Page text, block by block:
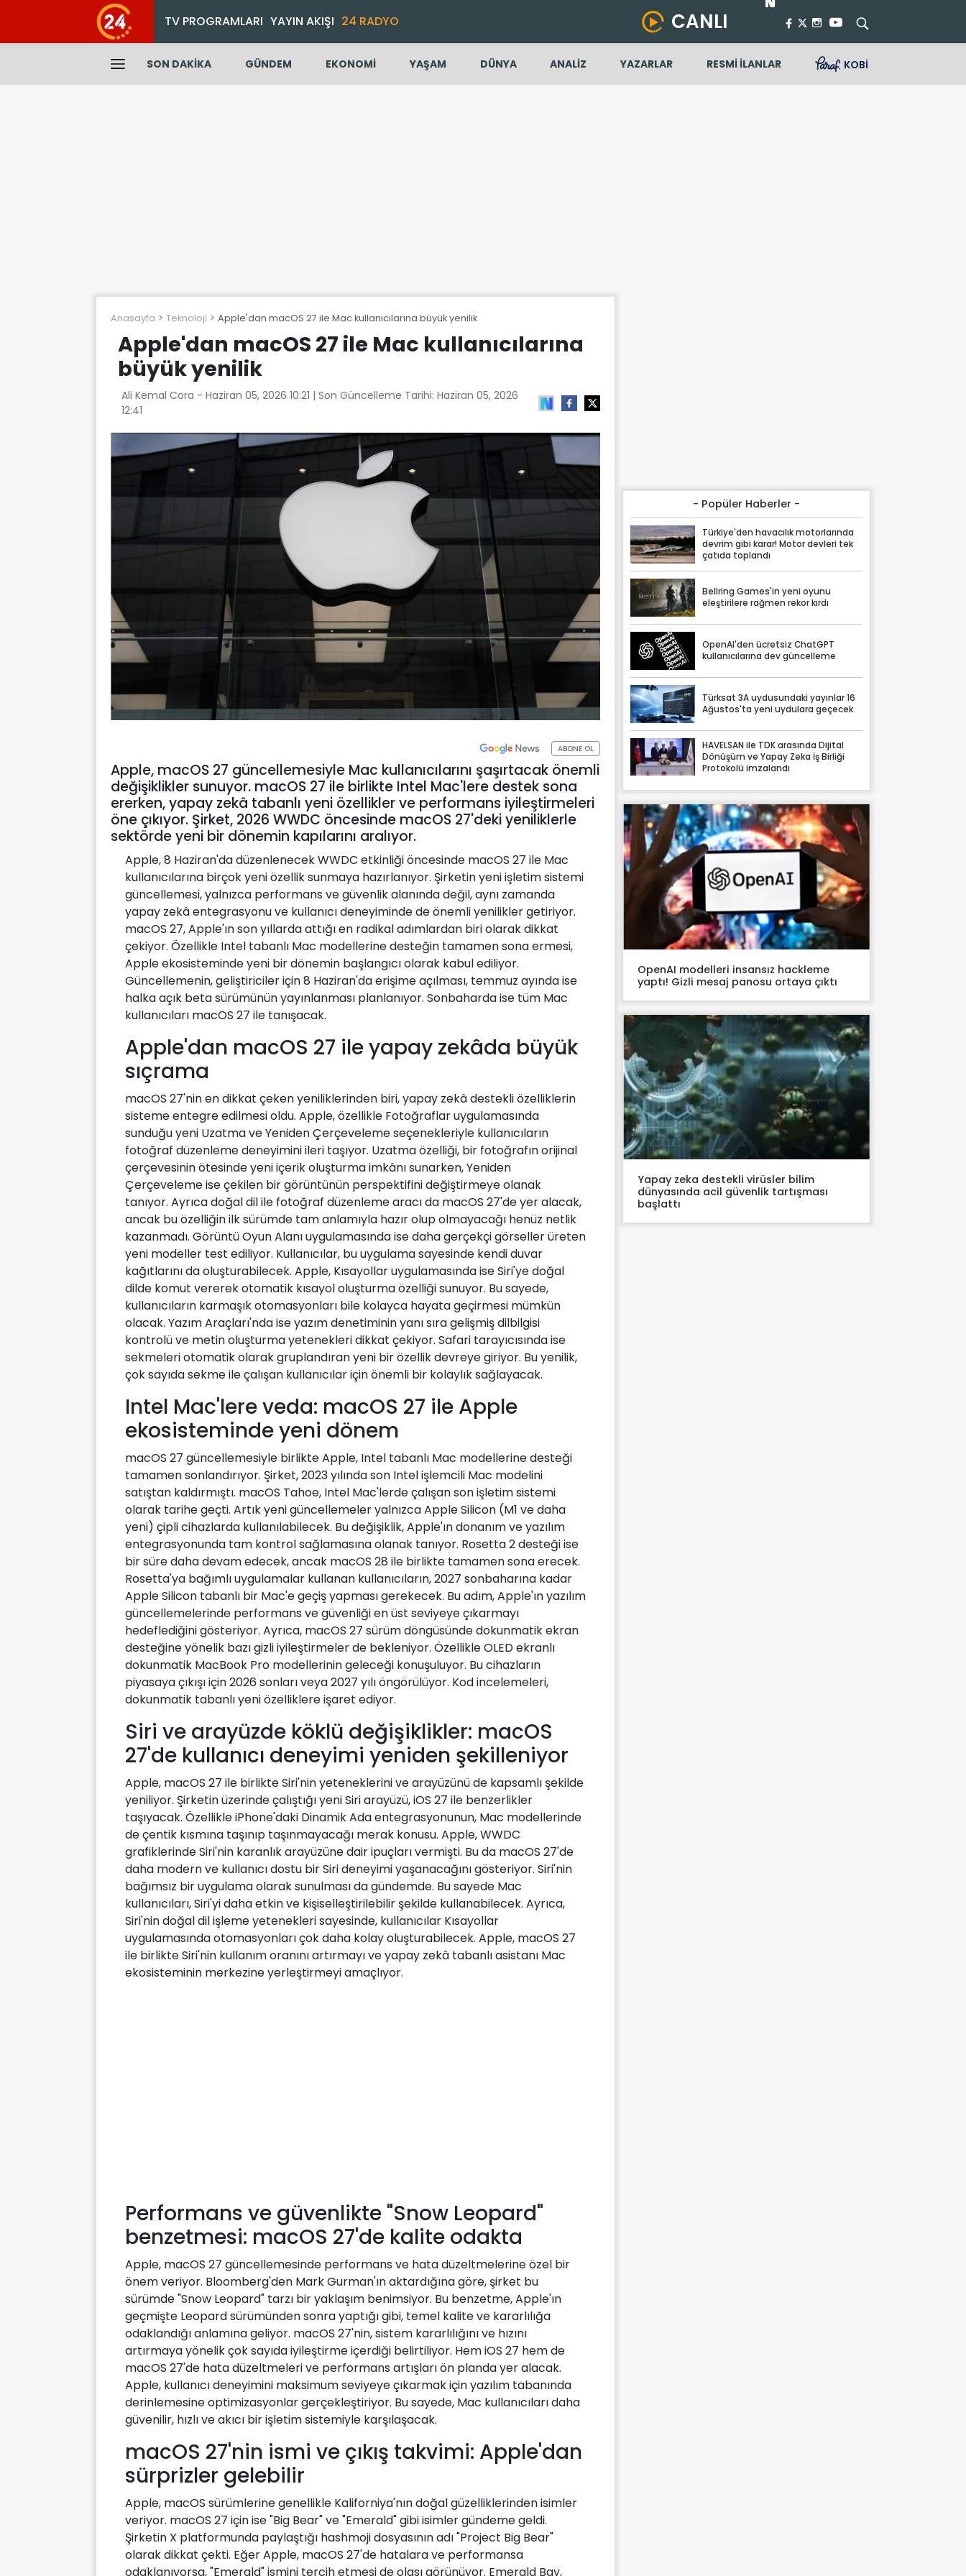
TV PROGRAMLARI YAYIN AKIŞI 24 RADYO CANLI
SON DAKİKA GÜNDEM EKONOMİ YAŞAM DÜNYA ANALİZ YAZARLAR RESMİ İLANLAR KOBİ
Anasayfa Teknoloji Apple'dan macOS 27 ile Mac kullanıcılarına büyük yenilik
Apple'dan macOS 27 ile Mac kullanıcılarına
büyük yenilik
Ali Kemal Cora - Haziran 05, 2026 10:21 | Son Güncelleme Tarihi: Haziran 05, 2026
12:41
ABONE OL
Apple, macOS 27 güncellemesiyle Mac kullanıcılarını şaşırtacak önemli
değişiklikler sunuyor. macOS 27 ile birlikte Intel Mac'lere destek sona
ererken, yapay zekâ tabanlı yeni özellikler ve performans iyileştirmeleri
öne çıkıyor. Şirket, 2026 WWDC öncesinde macOS 27'deki yeniliklerle
sektörde yeni bir dönemin kapılarını aralıyor.
Apple, 8 Haziran'da düzenlenecek WWDC etkinliği öncesinde macOS 27 ile Mac
kullanıcılarına birçok yeni özellik sunmaya hazırlanıyor. Şirketin yeni işletim sistemi
güncellemesi, yalnızca performans ve güvenlik alanında değil, aynı zamanda
yapay zekâ entegrasyonu ve kullanıcı deneyiminde de önemli yenilikler getiriyor.
macOS 27, Apple'ın son yıllarda attığı en radikal adımlardan biri olarak dikkat
çekiyor. Özellikle Intel tabanlı Mac modellerine desteğin tamamen sona ermesi,
Apple ekosisteminde yeni bir dönemin başlangıcı olarak kabul ediliyor.
Güncellemenin, geliştiriciler için 8 Haziran'da erişime açılması, temmuz ayında ise
halka açık beta sürümünün yayınlanması planlanıyor. Sonbaharda ise tüm Mac
kullanıcıları macOS 27 ile tanışacak.
Apple'dan macOS 27 ile yapay zekâda büyük
sıçrama
macOS 27'nin en dikkat çeken yeniliklerinden biri, yapay zekâ destekli özelliklerin
sisteme entegre edilmesi oldu. Apple, özellikle Fotoğraflar uygulamasında
sunduğu yeni Uzatma ve Yeniden Çerçeveleme seçenekleriyle kullanıcıların
fotoğraf düzenleme deneyimini ileri taşıyor. Uzatma özelliği, bir fotoğrafın orijinal
çerçevesinin ötesinde yeni içerik oluşturma imkânı sunarken, Yeniden
Çerçeveleme ise çekilen bir görüntünün perspektifini değiştirmeye olanak
tanıyor. Ayrıca doğal dil ile fotoğraf düzenleme aracı da macOS 27'de yer alacak,
ancak bu özelliğin ilk sürümde tam anlamıyla hazır olup olmayacağı henüz netlik
kazanmadı. Görüntü Oyun Alanı uygulamasında ise daha gerçekçi görseller üreten
yeni modeller test ediliyor. Kullanıcılar, bu uygulama sayesinde kendi duvar
kağıtlarını da oluşturabilecek. Apple, Kısayollar uygulamasında ise Siri'ye doğal
dilde komut vererek otomatik kısayol oluşturma özelliği sunuyor. Bu sayede,
kullanıcıların karmaşık otomasyonları bile kolayca hayata geçirmesi mümkün
olacak. Yazım Araçları'nda ise yazım denetiminin yanı sıra gelişmiş dilbilgisi
kontrolü ve metin oluşturma yetenekleri dikkat çekiyor. Safari tarayıcısında ise
sekmeleri otomatik olarak gruplandıran yeni bir özellik devreye giriyor. Bu yenilik,
çok sayıda sekme ile çalışan kullanıcılar için önemli bir kolaylık sağlayacak.
Intel Mac'lere veda: macOS 27 ile Apple
ekosisteminde yeni dönem
macOS 27 güncellemesiyle birlikte Apple, Intel tabanlı Mac modellerine desteği
tamamen sonlandırıyor. Şirket, 2023 yılında son Intel işlemcili Mac modelini
satıştan kaldırmıştı. macOS Tahoe, Intel Mac'lerde çalışan son işletim sistemi
olarak tarihe geçti. Artık yeni güncellemeler yalnızca Apple Silicon (M1 ve daha
yeni) çipli cihazlarda kullanılabilecek. Bu değişiklik, Apple'ın donanım ve yazılım
entegrasyonunda tam kontrol sağlamasına olanak tanıyor. Rosetta 2 desteği ise
bir süre daha devam edecek, ancak macOS 28 ile birlikte tamamen sona erecek.
Rosetta'ya bağımlı uygulamalar kullanan kullanıcıların, 2027 sonbaharına kadar
Apple Silicon tabanlı bir Mac'e geçiş yapması gerekecek. Bu adım, Apple'ın yazılım
güncellemelerinde performans ve güvenliği en üst seviyeye çıkarmayı
hedeflediğini gösteriyor. Ayrıca, macOS 27 sürüm döngüsünde dokunmatik ekran
desteğine yönelik bazı gizli iyileştirmeler de bekleniyor. Özellikle OLED ekranlı
dokunmatik MacBook Pro modellerinin geleceği konuşuluyor. Bu cihazların
piyasaya çıkışı için 2026 sonları veya 2027 yılı öngörülüyor. Kod incelemeleri,
dokunmatik tabanlı yeni özelliklere işaret ediyor.
Siri ve arayüzde köklü değişiklikler: macOS
27'de kullanıcı deneyimi yeniden şekilleniyor
Apple, macOS 27 ile birlikte Siri'nin yeteneklerini ve arayüzünü de kapsamlı şekilde
yeniliyor. Şirketin üzerinde çalıştığı yeni Siri arayüzü, iOS 27 ile benzerlikler
taşıyacak. Özellikle iPhone'daki Dinamik Ada entegrasyonunun, Mac modellerinde
de çentik kısmına taşınıp taşınmayacağı merak konusu. Apple, WWDC
grafiklerinde Siri'nin karanlık arayüzüne dair ipuçları vermişti. Bu da macOS 27'de
daha modern ve kullanıcı dostu bir Siri deneyimi yaşanacağını gösteriyor. Siri'nin
bağımsız bir uygulama olarak sunulması da gündemde. Bu sayede Mac
kullanıcıları, Siri'yi daha etkin ve kişiselleştirilebilir şekilde kullanabilecek. Ayrıca,
Siri'nin doğal dil işleme yetenekleri sayesinde, kullanıcılar Kısayollar
uygulamasında otomasyonları çok daha kolay oluşturabilecek. Apple, macOS 27
ile birlikte Siri'nin kullanım oranını artırmayı ve yapay zekâ tabanlı asistanı Mac
ekosisteminin merkezine yerleştirmeyi amaçlıyor.
Performans ve güvenlikte "Snow Leopard"
benzetmesi: macOS 27'de kalite odakta
Apple, macOS 27 güncellemesinde performans ve hata düzeltmelerine özel bir
önem veriyor. Bloomberg'den Mark Gurman'ın aktardığına göre, şirket bu
sürümde "Snow Leopard" tarzı bir yaklaşım benimsiyor. Bu benzetme, Apple'ın
geçmişte Leopard sürümünden sonra yaptığı gibi, temel kalite ve kararlılığa
odaklandığı anlamına geliyor. macOS 27'nin, sistem kararlılığını ve hızını
artırmaya yönelik çok sayıda iyileştirme içerdiği belirtiliyor. Hem iOS 27 hem de
macOS 27'de hata düzeltmeleri ve performans artışları ön planda yer alacak.
Apple, kullanıcı deneyimini maksimum seviyeye çıkarmak için yazılım tabanında
derinlemesine optimizasyonlar gerçekleştiriyor. Bu sayede, Mac kullanıcıları daha
güvenilir, hızlı ve akıcı bir işletim sistemiyle karşılaşacak.
macOS 27'nin ismi ve çıkış takvimi: Apple'dan
sürprizler gelebilir
Apple, macOS sürümlerine genellikle Kaliforniya'nın doğal güzelliklerinden isimler
veriyor. macOS 27 için ise "Big Bear" ve "Emerald" gibi isimler gündeme geldi.
Şirketin X platformunda paylaştığı hashmoji dosyasının adı "Project Big Bear"
olarak dikkat çekti. Eğer Apple, macOS 27'de hatalara ve performansa
odaklanıyorsa, "Emerald" ismini tercih etmesi de olası görünüyor. Emerald Bay,
- Popüler Haberler -
Türkiye'den havacılık motorlarında
devrim gibi karar! Motor devleri tek
çatıda toplandı
Bellring Games'in yeni oyunu
eleştirilere rağmen rekor kırdı
OpenAI'den ücretsiz ChatGPT
kullanıcılarına dev güncelleme
Türksat 3A uydusundaki yayınlar 16
Ağustos'ta yeni uydulara geçecek
HAVELSAN ile TDK arasında Dijital
Dönüşüm ve Yapay Zeka İş Birliği
Protokolü imzalandı
OpenAI modelleri insansız hackleme
yaptı! Gizli mesaj panosu ortaya çıktı
Yapay zeka destekli virüsler bilim
dünyasında acil güvenlik tartışması
başlattı